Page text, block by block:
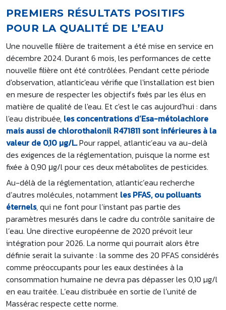
PREMIERS RÉSULTATS POSITIFS
POUR LA QUALITÉ DE L’EAU
Une nouvelle filière de traitement a été mise en service en
décembre 2024. Durant 6 mois, les performances de cette
nouvelle filière ont été contrôlées. Pendant cette période
d'observation, atlantic'eau vérifie que l'installation est bien
en mesure de respecter les objectifs fixés par les élus en
matière de qualité de l'eau. Et c'est le cas aujourd'hui : dans
l'eau distribuée, les concentrations d’Esa-métolachlore
mais aussi de chlorothalonil R471811 sont inférieures à la
valeur de 0,10 µg/L.Pour rappel, atlantic’eau va au-delà
des exigences de la réglementation, puisque la norme est
fixée à 0,90 μg/l pour ces deux métabolites de pesticides.
Au-délà de la réglementation, atlantic’eau recherche
d’autres molécules, notamment les PFAS, ou polluants
éternels, qui ne font pour l’instant pas partie des
paramètres mesurés dans le cadre du contrôle sanitaire de
l’eau. Une directive européenne de 2020 prévoit leur
intégration pour 2026. La norme qui pourrait alors être
définie serait la suivante : la somme des 20 PFAS considérés
comme préoccupants pour les eaux destinées à la
consommation humaine ne devra pas dépasser les 0,10 µg/l
en eau traitée. L’eau distribuée en sortie de l’unité de
Massérac respecte cette norme.